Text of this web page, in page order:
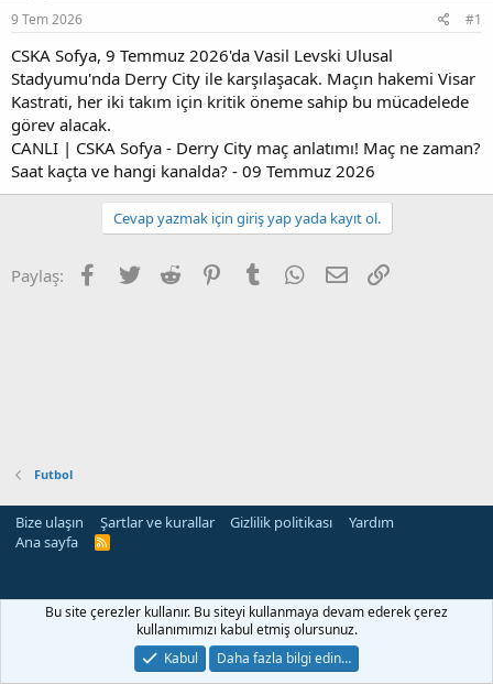
u
b
a
l
a
t
a
n
ç
a
r
h
i
9 Tem 2026 #1
CSKA Sofya, 9 Temmuz 2026'da Vasil Levski Ulusal
Stadyumu'nda Derry City ile karşılaşacak. Maçın hakemi Visar
Kastrati, her iki takım için kritik öneme sahip bu mücadelede
görev alacak.
CANLI | CSKA Sofya - Derry City maç anlatımı! Maç ne zaman?
Saat kaçta ve hangi kanalda? - 09 Temmuz 2026
Cevap yazmak için giriş yap yada kayıt ol.
Paylaş: Facebook
Twitter Reddit PinterestTumblr WhatsApp
E-posta
Futbol
Bize ulaşın Şartlar ve kurallar Gizlilik politikası
Yardım
Ana sayfa
R
Bu site çerezler kullanır. Bu siteyi kullanmaya devam ederek çerez
kullanımımızı kabul etmiş olursunuz.
Kabul
Daha fazla bilgi edin…